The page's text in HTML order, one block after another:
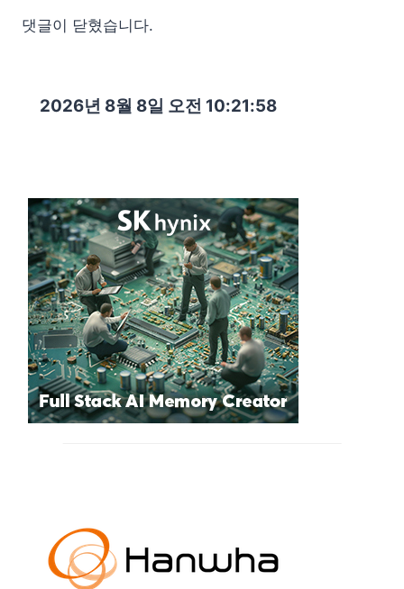
댓글이 닫혔습니다.
2026년 8월 8일 오전 10:21:59